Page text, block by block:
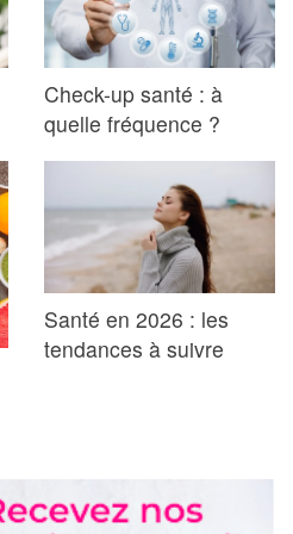
Check-up santé : à
quelle fréquence ?
Santé en 2026 : les
tendances à suivre